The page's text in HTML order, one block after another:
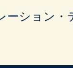
ーション